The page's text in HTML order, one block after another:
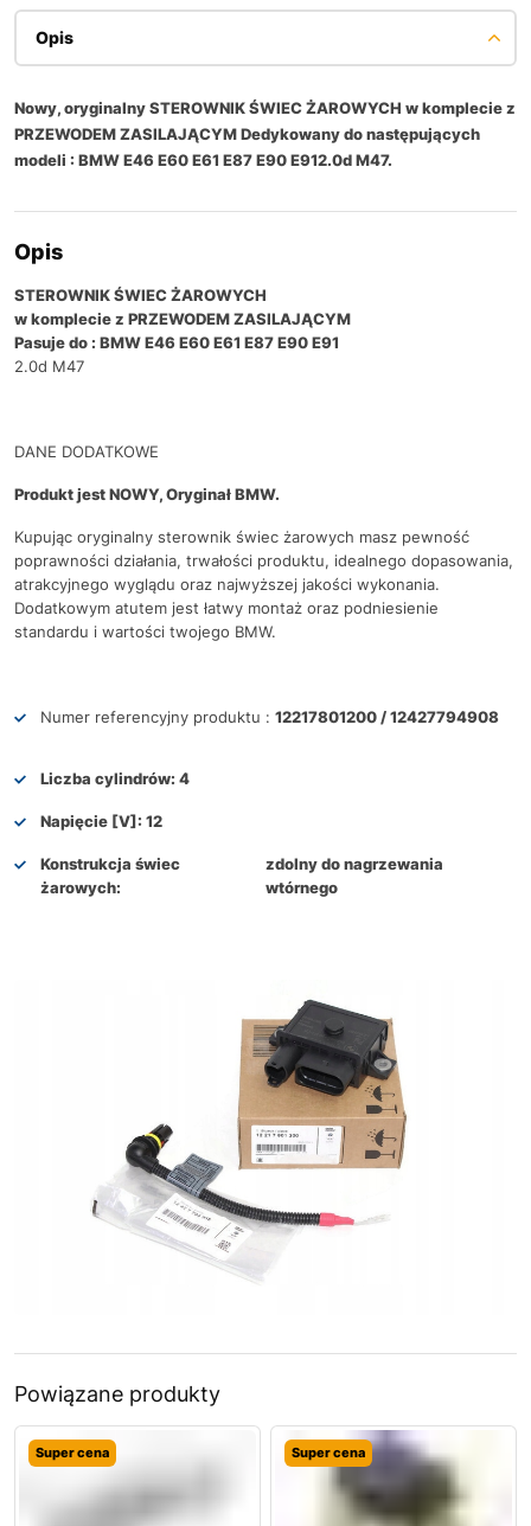
Opis
Nowy, oryginalny STEROWNIK ŚWIEC ŻAROWYCH w komplecie z
PRZEWODEM ZASILAJĄCYM Dedykowany do następujących
modeli : BMW E46 E60 E61 E87 E90 E912.0d M47.
Opis
STEROWNIK ŚWIEC ŻAROWYCH
w komplecie z PRZEWODEM ZASILAJĄCYM
Pasuje do : BMW E46 E60 E61 E87 E90 E91
2.0d M47
DANE DODATKOWE
Produkt jest NOWY, Oryginał BMW.
Kupując oryginalny sterownik świec żarowych masz pewność
poprawności działania, trwałości produktu, idealnego dopasowania,
atrakcyjnego wyglądu oraz najwyższej jakości wykonania.
Dodatkowym atutem jest łatwy montaż oraz podniesienie
standardu i wartości twojego BMW.
Numer referencyjny produktu : 12217801200 / 12427794908
Liczba cylindrów: 4
Napięcie [V]: 12
Konstrukcja świec
żarowych:
zdolny do nagrzewania
wtórnego
Powiązane produkty
Super cena Super cena